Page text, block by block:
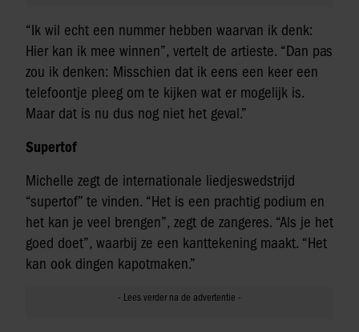
“Ik wil echt een nummer hebben waarvan ik denk:
Hier kan ik mee winnen”, vertelt de artieste. “Dan pas
zou ik denken: Misschien dat ik eens een keer een
telefoontje pleeg om te kijken wat er mogelijk is.
Maar dat is nu dus nog niet het geval.”
Supertof
Michelle zegt de internationale liedjeswedstrijd
“supertof” te vinden. “Het is een prachtig podium en
het kan je veel brengen”, zegt de zangeres. “Als je het
goed doet”, waarbij ze een kanttekening maakt. “Het
kan ook dingen kapotmaken.”